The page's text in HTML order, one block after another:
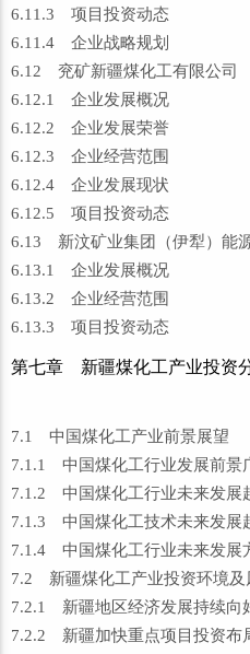
6.11.3 项目投资动态
6.11.4 企业战略规划
6.12 兖矿新疆煤化工有限公司
6.12.1 企业发展概况
6.12.2 企业发展荣誉
6.12.3 企业经营范围
6.12.4 企业发展现状
6.12.5 项目投资动态
6.13 新汶矿业集团（伊犁）能
6.13.1 企业发展概况
6.13.2 企业经营范围
6.13.3 项目投资动态
第七章 新疆煤化工产业投资
7.1 中国煤化工产业前景展望
7.1.1 中国煤化工行业发展前景
7.1.2 中国煤化工行业未来发展
7.1.3 中国煤化工技术未来发展
7.1.4 中国煤化工行业未来发展
7.2 新疆煤化工产业投资环境及
7.2.1 新疆地区经济发展持续向
7.2.2 新疆加快重点项目投资布